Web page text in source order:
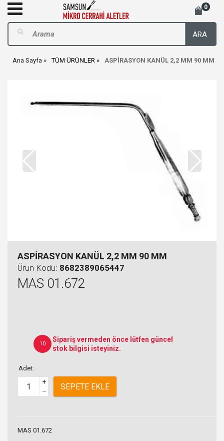
0
ARA
Ana Sayfa TÜM ÜRÜNLER ASPİRASYON KANÜL 2,2 MM 90 MM
ASPİRASYON KANÜL 2,2 MM 90 MM
Ürün Kodu: 8682389065447
MAS 01.672
10
Sipariş vermeden önce lütfen güncel
stok bilgisi isteyiniz.
Adet:
+
–
SEPETE EKLE
MAS 01.672